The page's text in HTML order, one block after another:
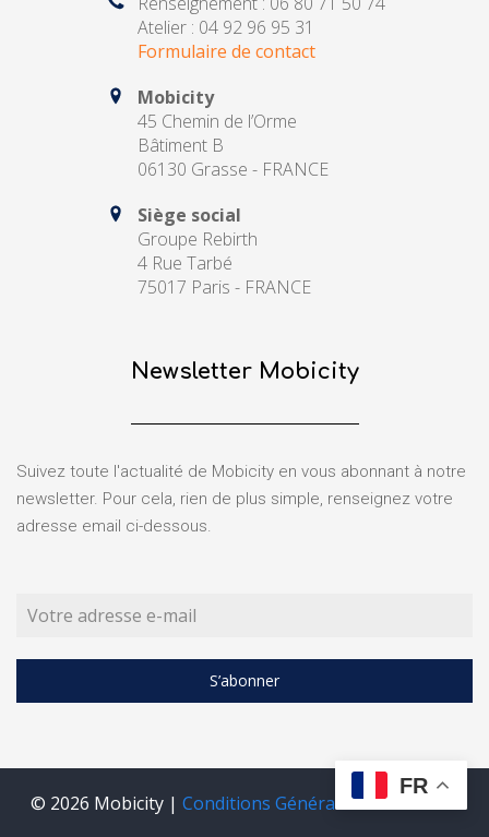
Atelier : 04 92 96 95 31
Formulaire de contact
Mobicity
45 Chemin de l’Orme
Bâtiment B
06130 Grasse - FRANCE
Siège social
Groupe Rebirth
4 Rue Tarbé
75017 Paris - FRANCE
Newsletter Mobicity
Suivez toute l'actualité de Mobicity en vous abonnant à notre
newsletter. Pour cela, rien de plus simple, renseignez votre
adresse email ci-dessous.
S’abonner
© 2026 Mobicity | Conditions Générales d'utilisation
FR